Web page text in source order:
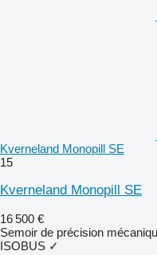
Kverneland Monopill SE
15
Kverneland Monopill SE
16 500 €
Semoir de précision
ISOBUS ✓